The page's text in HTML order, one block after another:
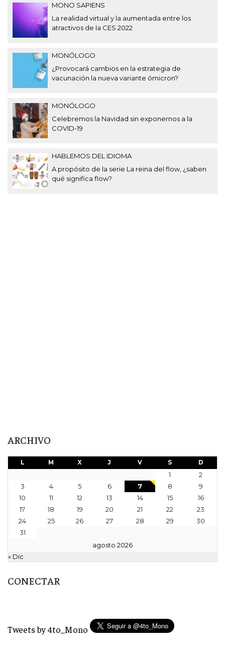
MONO SAPIENS
La realidad virtual y la aumentada entre los
atractivos de la CES 2022
MONÓLOGO
¿Provocará cambios en la estrategia de
vacunación la nueva variante ómicron?
MONÓLOGO
Celebremos la Navidad sin exponernos a la
COVID-19
HABLEMOS DEL IDIOMA
A propósito de la serie La reina del flow, ¿saben
qué significa flow?
ARCHIVO
agosto 2026
L M X J V S D
1
2
3
4 5 6 7 8
9
10
11 12 13 14 15
16
17
18 19 20 21 22
23
24
25 26 27 28 29
30
31
« Dic
CONECTAR
Tweets by 4to_Mono